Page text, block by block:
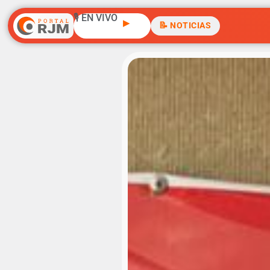
🎙️ EN VIVO ▶ 📝 NOTICIAS